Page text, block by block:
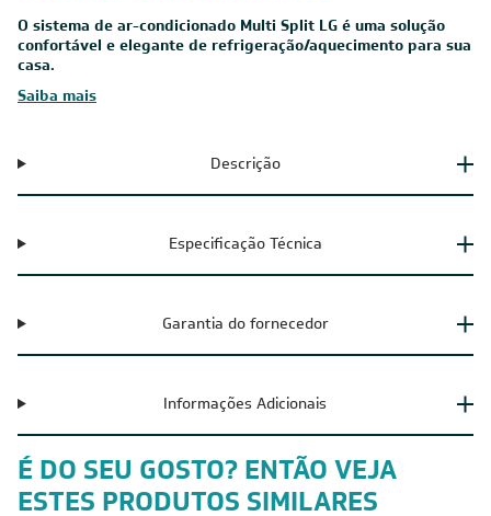
O sistema de ar-condicionado Multi Split LG é uma solução
confortável e elegante de refrigeração/aquecimento para sua
casa.
Saiba mais
Descrição
Especificação Técnica
Garantia do fornecedor
Informações Adicionais
É DO SEU GOSTO? ENTÃO VEJA
ESTES PRODUTOS SIMILARES